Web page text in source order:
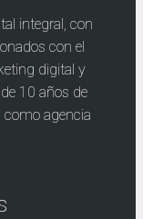
integral, con
con el
digital y
10 años de
como agencia